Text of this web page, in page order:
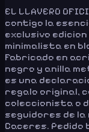
EL LLAVERO
contigo la
exclusivo
minimalista en
Fabricado en
negro y anilla
es una
regalo original,
coleccionista o
seguidores de
Caceres. Pedido